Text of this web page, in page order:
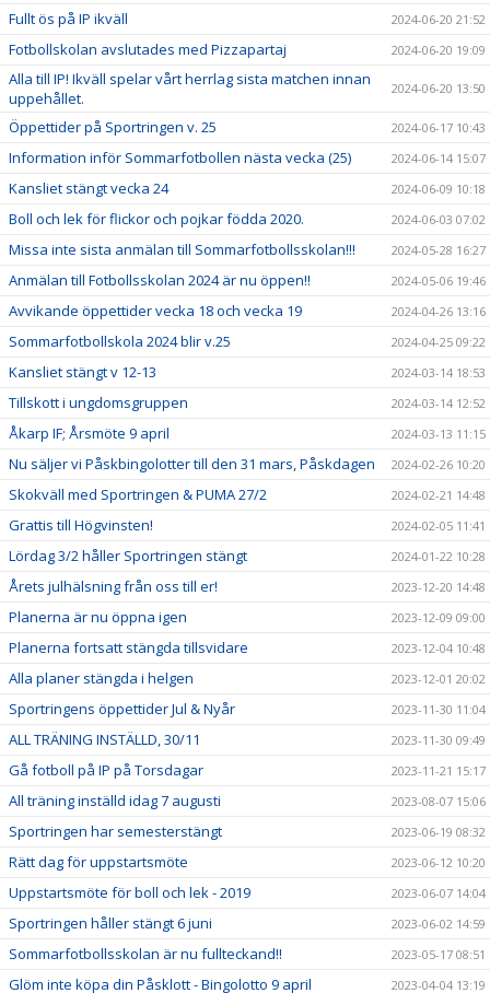
Fullt ös på IP ikväll 2024-06-20 21:52
Fotbollskolan avslutades med Pizzapartaj 2024-06-20 19:09
Alla till IP! Ikväll spelar vårt herrlag sista matchen innan
uppehållet.
2024-06-20 13:50
Öppettider på Sportringen v. 25 2024-06-17 10:43
Information inför Sommarfotbollen nästa vecka (25) 2024-06-14 15:07
Kansliet stängt vecka 24 2024-06-09 10:18
Boll och lek för flickor och pojkar födda 2020. 2024-06-03 07:02
Missa inte sista anmälan till Sommarfotbollsskolan!!! 2024-05-28 16:27
Anmälan till Fotbollsskolan 2024 är nu öppen!! 2024-05-06 19:46
Avvikande öppettider vecka 18 och vecka 19 2024-04-26 13:16
Sommarfotbollskola 2024 blir v.25 2024-04-25 09:22
Kansliet stängt v 12-13 2024-03-14 18:53
Tillskott i ungdomsgruppen 2024-03-14 12:52
Åkarp IF; Årsmöte 9 april 2024-03-13 11:15
Nu säljer vi Påskbingolotter till den 31 mars, Påskdagen 2024-02-26 10:20
Skokväll med Sportringen & PUMA 27/2 2024-02-21 14:48
Grattis till Högvinsten! 2024-02-05 11:41
Lördag 3/2 håller Sportringen stängt 2024-01-22 10:28
Årets julhälsning från oss till er! 2023-12-20 14:48
Planerna är nu öppna igen 2023-12-09 09:00
Planerna fortsatt stängda tillsvidare 2023-12-04 10:48
Alla planer stängda i helgen 2023-12-01 20:02
Sportringens öppettider Jul & Nyår 2023-11-30 11:04
ALL TRÄNING INSTÄLLD, 30/11 2023-11-30 09:49
Gå fotboll på IP på Torsdagar 2023-11-21 15:17
All träning inställd idag 7 augusti 2023-08-07 15:06
Sportringen har semesterstängt 2023-06-19 08:32
Rätt dag för uppstartsmöte 2023-06-12 10:20
Uppstartsmöte för boll och lek - 2019 2023-06-07 14:04
Sportringen håller stängt 6 juni 2023-06-02 14:59
Sommarfotbollsskolan är nu fullteckand!! 2023-05-17 08:51
Glöm inte köpa din Påsklott - Bingolotto 9 april 2023-04-04 13:19